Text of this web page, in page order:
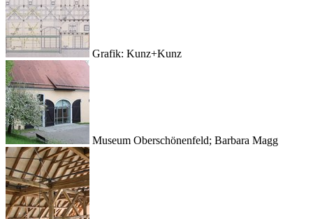
Grafik: Kunz+Kunz
Museum Oberschönenfeld; Barbara Magg